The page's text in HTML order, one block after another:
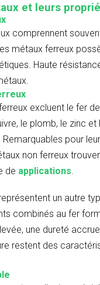
et leurs
comprennent
métaux ferreux
Haute
excluent le fer
le plomb, le zinc et
Remarquables pour
non ferreux
de applications.
un autre
combinés au fer
une dureté
restent des